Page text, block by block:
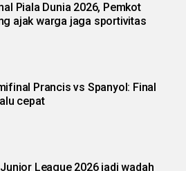
Piala Dunia 2026, Pemkot
ajak warga jaga sportivitas
Prancis vs Spanyol: Final
cepat
League 2026 jadi wadah